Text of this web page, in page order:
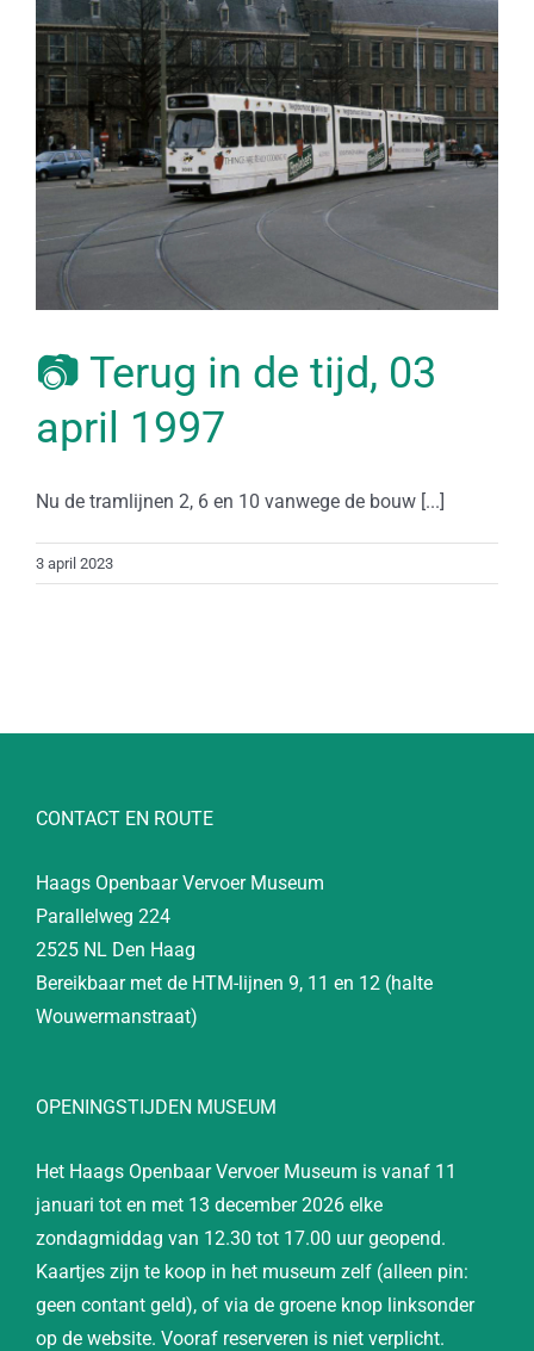
📷 Terug in de tijd, 03
april 1997
Nu de tramlijnen 2, 6 en 10 vanwege de bouw [...]
3 april 2023
CONTACT EN ROUTE
Haags Openbaar Vervoer Museum
Parallelweg 224
2525 NL Den Haag
Bereikbaar met de HTM-lijnen 9, 11 en 12 (halte
Wouwermanstraat)
OPENINGSTIJDEN MUSEUM
Het Haags Openbaar Vervoer Museum is vanaf 11
januari tot en met 13 december 2026 elke
zondagmiddag van 12.30 tot 17.00 uur geopend.
Kaartjes zijn te koop in het museum zelf (alleen pin:
geen contant geld), of via de groene knop linksonder
op de website. Vooraf reserveren is niet verplicht.